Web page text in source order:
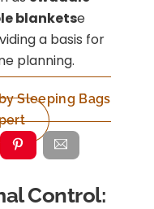
blanketse
a basis for
planning.
Sleeping Bags
Control: